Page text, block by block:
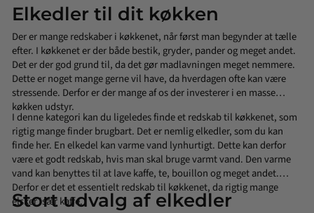
Elkedler til dit køkken
Der er mange redskaber i køkkenet, når først man begynder at tælle
efter. I køkkenet er der bådebestik,gryder, panderog meget andet.
Det er der god grund til, da det gør madlavningen meget nemmere.
Dette er noget mange gerne vil have, da hverdagen ofte kan være
stressende. Derfor er der mange af os der investerer i en masse
køkken udstyr.
I denne kategori kan du ligeledes finde et redskab til køkkenet, som
rigtig mange finder brugbart. Det er nemlig elkedler, som du kan
finde her. En elkedel kan varme vand lynhurtigt. Dette kan derfor
være et godt redskab, hvis man skal bruge varmt vand. Den varme
vand kan benyttes til at lave kaffe, te, bouillon og meget andet.
Derfor er det et essentielt redskab til køkkenet, da rigtig mange
elsker især kaffe.
Stort udvalg af elkedler